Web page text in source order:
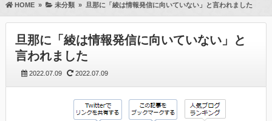
HOME» 未分類» 旦那に「綾は情報発信に向いていない」と言われました
旦那に「綾は情報発信に向いていない」と
言われました
2022.07.09 2022.07.09